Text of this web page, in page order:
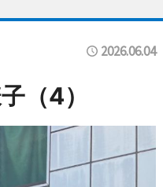
2026.06.04
（4）